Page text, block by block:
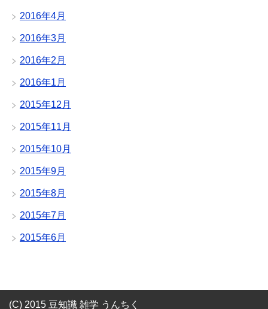
2016年4月
2016年3月
2016年2月
2016年1月
2015年12月
2015年11月
2015年10月
2015年9月
2015年8月
2015年7月
2015年6月
(C) 2015 豆知識 雑学 うんちく